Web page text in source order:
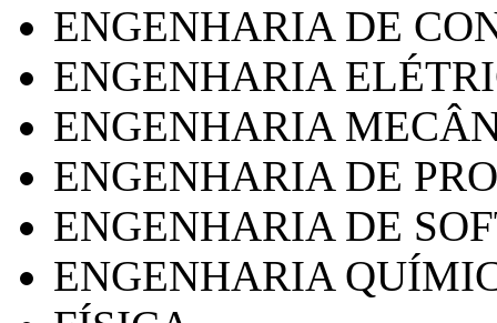
ENGENHARIA DE
ENGENHARIA
ENGENHARIA
ENGENHARIA DE
ENGENHARIA DE
ENGENHARIA